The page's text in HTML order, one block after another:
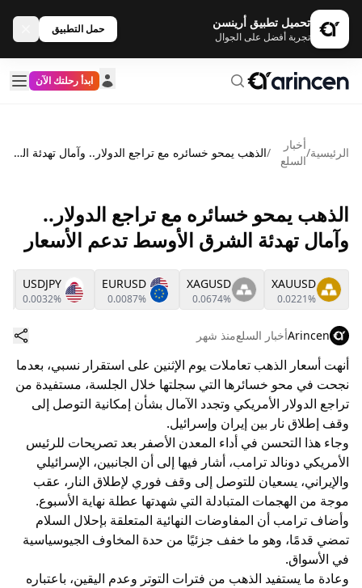
تحميل تطبيق أرينسن
تجربة أفضل على الجوال
حمل التطبيق
ابدأ رحلتك الآن
الرئيسية/
أخبار
السلع
/ الذهب يمحو خسائره مع تراجع الدولار.. وآمال تهدئة الشرق الأوسط تدعم الأسعار
الذهب يمحو خسائره مع تراجع الدولار..
وآمال تهدئة الشرق الأوسط تدعم الأسعار
XAUUSD
0.0221%
XAGUSD
0.0674%
EURUSD
0.0087%
USDJPY
0.0032%
Arincenأخبار السلعمنذ شهر
أنهت أسعار الذهب تعاملات يوم الإثنين على استقرار نسبي، بعدما
نجحت في محو خسائرها التي سجلتها خلال الجلسة، مستفيدة من
تراجع الدولار الأمريكي وتجدد الآمال بشأن إمكانية التوصل إلى
وقف إطلاق نار بين إيران وإسرائيل.
وجاء هذا التحسن في أداء المعدن الأصفر بعد تصريحات للرئيس
الأمريكي دونالد ترامب، أشار فيها إلى أن الجانبين، الإسرائيلي
والإيراني، يسعيان للتوصل إلى وقف فوري لإطلاق النار، عقب
موجة من الهجمات المتبادلة التي شهدتها عطلة نهاية الأسبوع.
وأضاف ترامب أن المفاوضات النهائية المتعلقة بإحلال السلام
تمضي قدمًا، وهو ما خفف جزئيًا من حدة المخاوف الجيوسياسية
في الأسواق.
وعادة ما يستفيد الذهب من فترات التوتر وعدم اليقين، باعتباره